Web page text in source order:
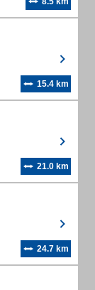
15.4 km
21.0 km
24.7 km